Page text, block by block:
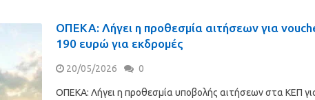
ΟΠΕΚΑ: Λήγει η προθεσμία αιτήσεων για
190 ευρώ για εκδρομές
20/05/2026 0
ΟΠΕΚΑ: Λήγει η προθεσμία υποβολής αιτήσεων στα ΚΕΠ